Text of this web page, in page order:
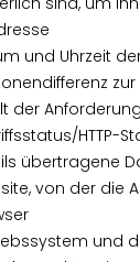
und Uhrzeit
der
HTTP-
übertragene
von der die
und